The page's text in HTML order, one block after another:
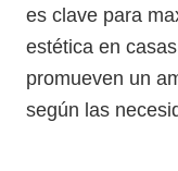
es clave para
estética en
promueven un
según las